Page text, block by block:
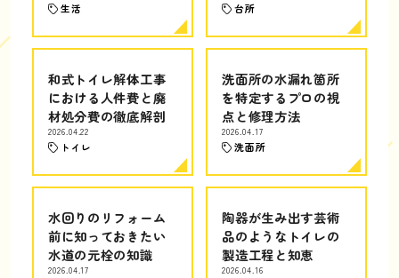
生活 台所
和式トイレ解体工事
における人件費と廃
材処分費の徹底解剖
2026.04.22
トイレ
洗面所の水漏れ箇所
を特定するプロの視
点と修理方法
2026.04.17
洗面所
水回りのリフォーム
前に知っておきたい
水道の元栓の知識
2026.04.17
陶器が生み出す芸術
品のようなトイレの
製造工程と知恵
2026.04.16